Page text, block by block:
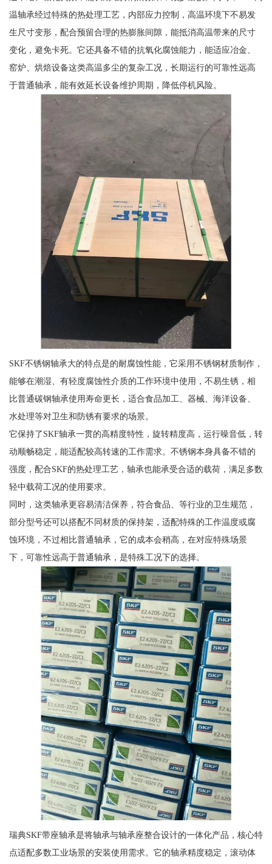
温轴承经过特殊的热处理工艺，内部应力控制，高温环境下不易发
生尺寸变形，配合预留合理的热膨胀间隙，能抵消高温带来的尺寸
变化，避免卡死。它还具备不错的抗氧化腐蚀能力，能适应冶金、
窑炉、烘焙设备这类高温多尘的复杂工况，长期运行的可靠性远高
于普通轴承，能有效延长设备维护周期，降低停机风险。
SKF不锈钢轴承大的特点是的耐腐蚀性能，它采用不锈钢材质制作，
能够在潮湿、有轻度腐蚀性介质的工作环境中使用，不易生锈，相
比普通碳钢轴承使用寿命更长，适合食品加工、器械、海洋设备、
水处理等对卫生和防锈有要求的场景。
它保持了SKF轴承一贯的高精度特性，旋转精度高，运行噪音低，转
动顺畅稳定，能适配较高转速的工作需求。不锈钢本身具备不错的
强度，配合SKF的热处理工艺，轴承也能承受合适的载荷，满足多数
轻中载荷工况的使用要求。
同时，这类轴承更容易清洁保养，符合食品、等行业的卫生规范，
部分型号还可以搭配不同材质的保持架，适配特殊的工作温度或腐
蚀环境，不过相比普通轴承，它的成本会稍高，在对应特殊场景
下，可靠性远高于普通轴承，是特殊工况下的选择。
瑞典SKF带座轴承是将轴承与轴承座整合设计的一体化产品，核心特
点适配多数工业场景的安装使用需求。它的轴承精度稳定，滚动体